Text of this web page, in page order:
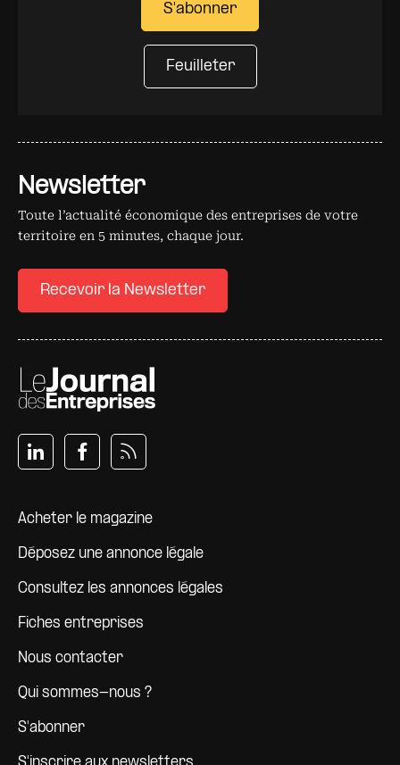
Newsletter
Toute l’actualité économique des entreprises de votre
territoire en 5 minutes, chaque jour.
Recevoir la Newsletter
Pied de page
Acheter le magazine
Déposez une annonce légale
Consultez les annonces légales
Fiches entreprises
Nous contacter
Qui sommes-nous ?
S'abonner
S'abonner
Feuilleter